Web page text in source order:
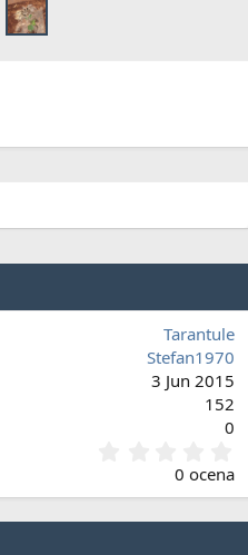
Tarantule
Stefan1970
3 Jun 2015
152
0
,
0
s
0 ocena